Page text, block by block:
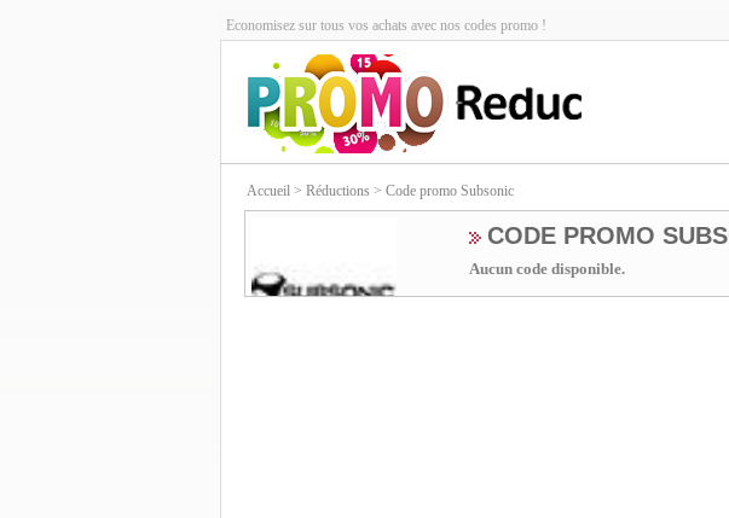
Economisez sur tous vos achats avec nos codes promo !
Accueil > Réductions > Code promo Subsonic
CODE PROMO
Aucun code disponible.